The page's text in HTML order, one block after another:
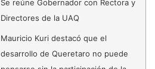
Se reúne Gobernador con Rectora y
Directores de la UAQ
Mauricio Kuri destacó que el
desarrollo de Queretaro no puede